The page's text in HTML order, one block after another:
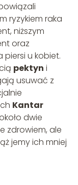
ryzykiem raka
niższym
oraz
piersi u kobiet.
pektyn i
usuwać z
Kantar
dwie
zdrowiem, ale
jemy ich mniej